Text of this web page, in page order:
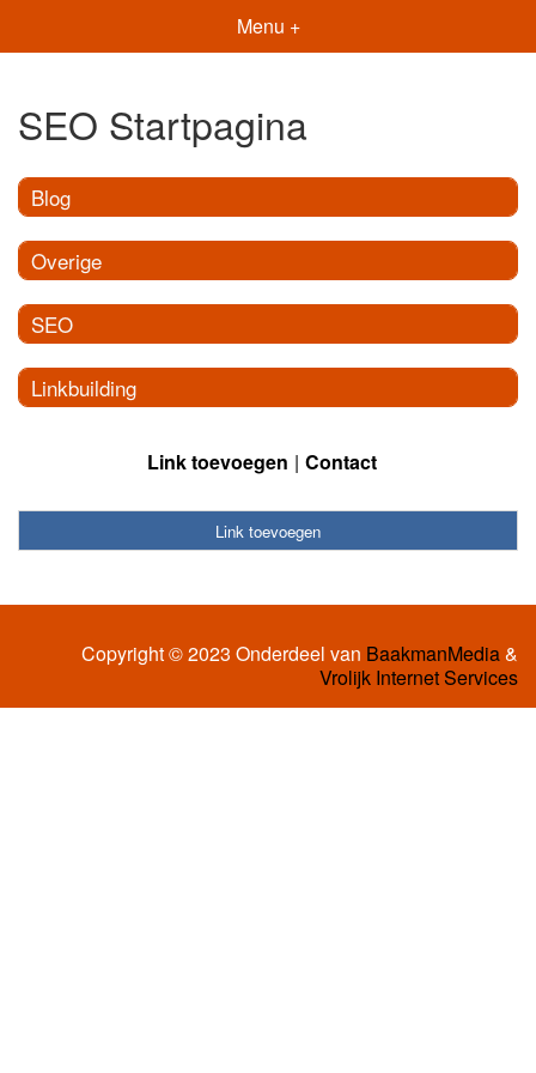
Menu +
SEO Startpagina
Blog
Overige
SEO
Linkbuilding
Link toevoegen Contact
Link toevoegen
Copyright © 2023 Onderdeel van BaakmanMedia&
Vrolijk Internet Services